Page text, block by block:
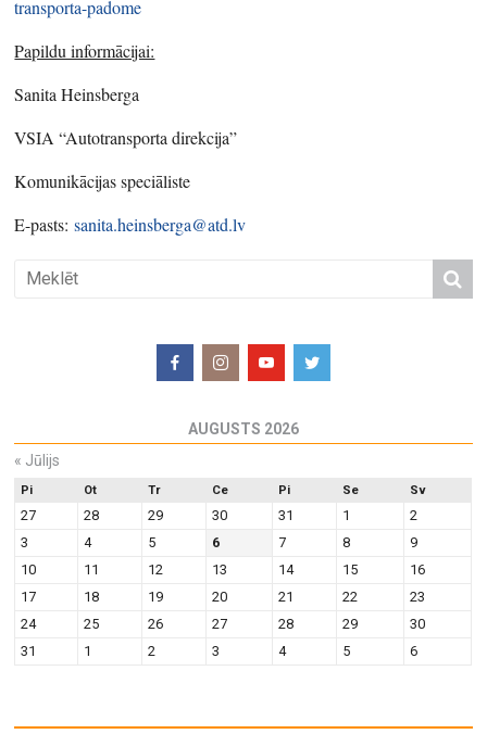
transporta-padome
Papildu informācijai:
Sanita Heinsberga
VSIA “Autotransporta direkcija”
Komunikācijas speciāliste
E-pasts:sanita.heinsberga@atd.lv
AUGUSTS 2026
« Jūlijs
Pi Ot Tr Ce Pi Se Sv
27 28 29 30 31 1
2
3
4 5 6 7 8
9
10
11 12 13 14 15
16
17
18 19 20 21 22
23
24
25 26 27 28 29
30
31
1 2 3 4 5 6